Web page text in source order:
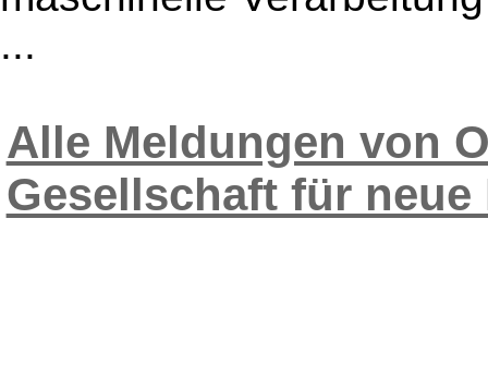
...
Alle Meldungen von
Gesellschaft für neue